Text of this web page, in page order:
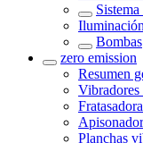
Iluminación
Bombas
zero emission
Resumen
Vibradores
Planchas